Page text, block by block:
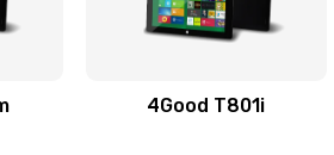
4Good T801i